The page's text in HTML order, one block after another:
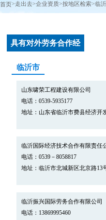
首页>走出去>企业资质>按地区检索>临沂
具有对外劳务合作经
临沂市
山东啸荣工程建设有限公司
电话：0539-5935177
地址：山东省临沂市费县经济开
临沂国际经济技术合作有限责任
电话：0539－8058817
地址：临沂市北城新区北京路13
临沂振兴国际劳务合作有限公司
电话：13869995460